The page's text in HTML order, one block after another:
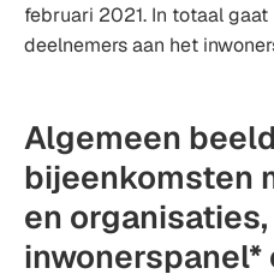
februari 2021. In totaal
deelnemers aan het
Algemeen
bijeenkomsten
en organisaties,
inwonerspanel*